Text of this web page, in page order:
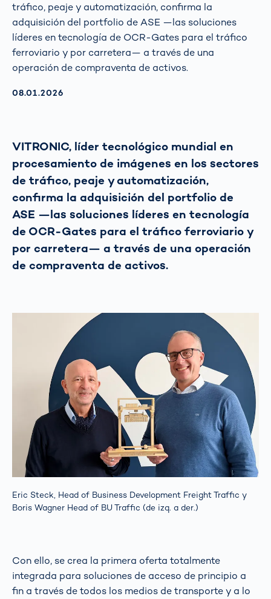
tráfico, peaje y automatización, confirma la
adquisición del portfolio de ASE —las soluciones
líderes en tecnología de OCR-Gates para el tráfico
ferroviario y por carretera— a través de una
operación de compraventa de activos.
AKTUALISIERT AM:
08.01.2026
VITRONIC, líder tecnológico mundial en
procesamiento de imágenes en los sectores
de tráfico, peaje y automatización,
confirma la adquisición del portfolio de
ASE —las soluciones líderes en tecnología
de OCR-Gates para el tráfico ferroviario y
por carretera— a través de una operación
de compraventa de activos.
Eric Steck, Head of Business Development Freight Traffic y
Boris Wagner Head of BU Traffic (de izq. a der.)
Con ello, se crea la primera oferta totalmente
integrada para soluciones de acceso de principio a
fin a través de todos los medios de transporte y a lo